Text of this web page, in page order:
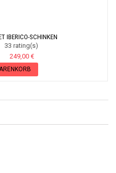
IBERICO-SCHINKEN
33 rating(s)
249,00 €